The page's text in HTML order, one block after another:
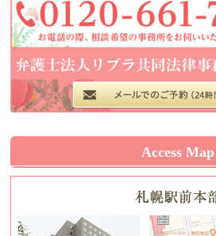
Access Map